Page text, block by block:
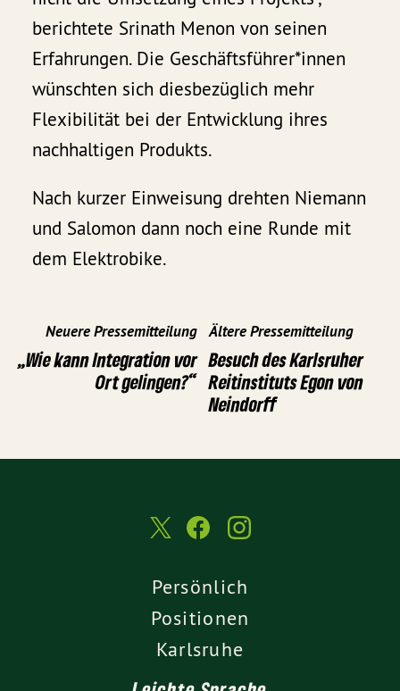
berichtete Srinath Menon von seinen
Erfahrungen. Die Geschäftsführer*innen
wünschten sich diesbezüglich mehr
Flexibilität bei der Entwicklung ihres
nachhaltigen Produkts.
Nach kurzer Einweisung drehten Niemann
und Salomon dann noch eine Runde mit
dem Elektrobike.
Neuere Pressemitteilung
„Wie kann Integration vor
Ort gelingen?“
Ältere Pressemitteilung
Besuch des Karlsruher
Reitinstituts Egon von
Neindorff
Persönlich
Positionen
Karlsruhe